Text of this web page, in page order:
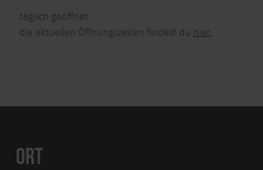
täglich geöffnet
die aktuellen Öffnungszeiten findest du hier.
ORT